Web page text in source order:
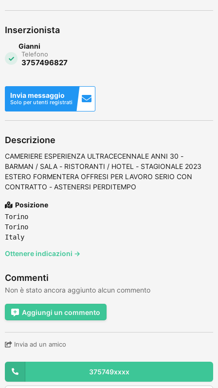
Inserzionista
Gianni
Telefono
3757496827
Invia messaggio
Solo per utenti registrati
Descrizione
CAMERIERE ESPERIENZA ULTRACECENNALE ANNI 30 -
BARMAN / SALA - RISTORANTI / HOTEL - STAGIONALE 2023
ESTERO FORMENTERA OFFRESI PER LAVORO SERIO CON
CONTRATTO - ASTENERSI PERDITEMPO
Posizione
Torino
Torino
Italy
Ottenere indicazioni →
Commenti
Non è stato ancora aggiunto alcun commento
Aggiungi un commento
Invia ad un amico
375749xxxx